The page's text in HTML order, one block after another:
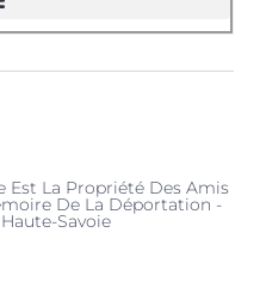
Est La Propriété Des Amis
De La Déportation -
Savoie